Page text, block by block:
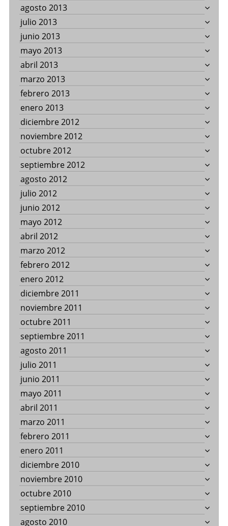
agosto 2013
julio 2013
junio 2013
mayo 2013
abril 2013
marzo 2013
febrero 2013
enero 2013
diciembre 2012
noviembre 2012
octubre 2012
septiembre 2012
agosto 2012
julio 2012
junio 2012
mayo 2012
abril 2012
marzo 2012
febrero 2012
enero 2012
diciembre 2011
noviembre 2011
octubre 2011
septiembre 2011
agosto 2011
julio 2011
junio 2011
mayo 2011
abril 2011
marzo 2011
febrero 2011
enero 2011
diciembre 2010
noviembre 2010
octubre 2010
septiembre 2010
agosto 2010